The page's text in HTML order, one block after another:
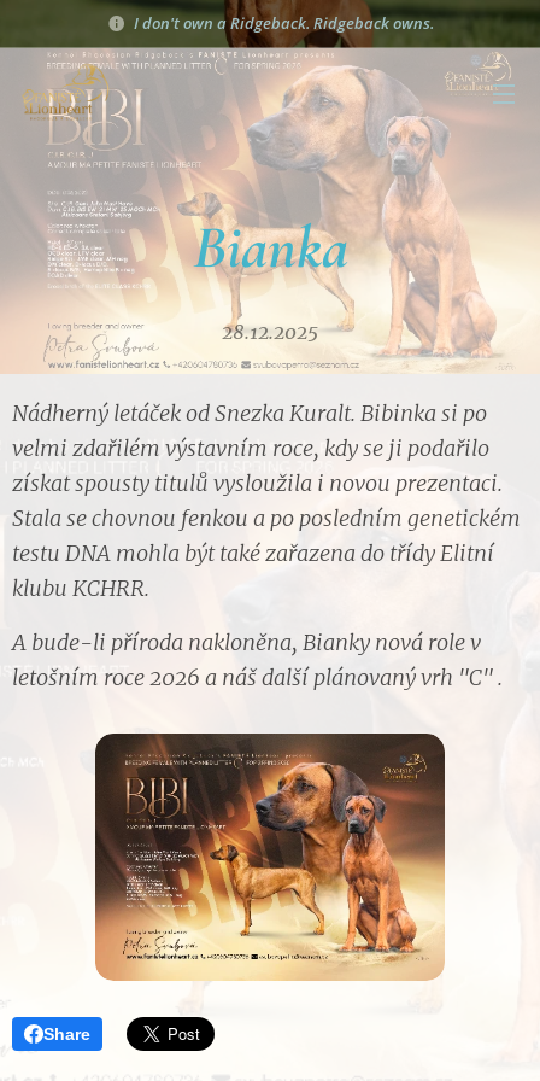
I don't own a Ridgeback. Ridgeback owns.
Bianka
28.12.2025
Nádherný letáček od Snezka Kuralt. Bibinka si po
velmi zdařilém výstavním roce, kdy se ji podařilo
získat spousty titulů vysloužila i novou prezentaci.
Stala se chovnou fenkou a po posledním genetickém
testu DNA mohla být také zařazena do třídy Elitní
klubu KCHRR.
A bude-li příroda nakloněna, Bianky nová role v
letošním roce 2026 a náš další plánovaný vrh "C" .
Share